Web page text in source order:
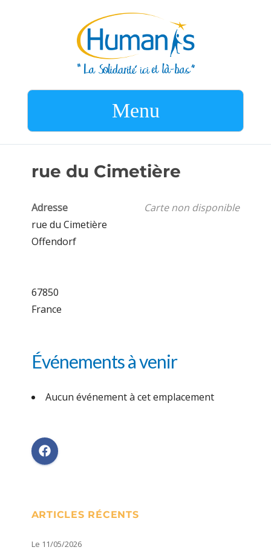
Menu
rue du Cimetière
Carte non disponible
Adresse
rue du Cimetière
Offendorf
67850
France
Événements à venir
Aucun événement à cet emplacement
ARTICLES RÉCENTS
Le 11/05/2026